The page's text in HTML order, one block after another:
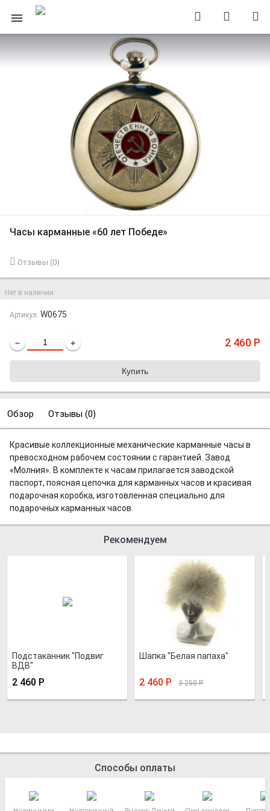
Часы карманные «60 лет Победе»
Отзывы (0)
Нет в наличии
Артикул: W0675
− + 2 460 Р
Обзор Отзывы (0)
Красивые коллекционные механические карманные часы в
превосходном рабочем состоянии с гарантией. Завод
«Молния». В комплекте к часам прилагается заводской
паспорт, поясная цепочка для карманных часов и красивая
подарочная коробка, изготовленная специально для
подарочных карманных часов.
Рекомендуем
Подстаканник "Подвиг
ВДВ"
2 460 Р
Шапка "Белая папаха"
2 460 Р 3 250Р
Способы оплаты